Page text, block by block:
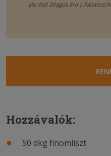
(Az étel átlagos ára a
Hozzávalók:
50 dkg finomliszt